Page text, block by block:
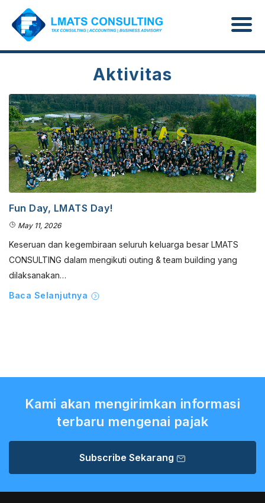
Aktivitas
Fun Day, LMATS Day!
May 11, 2026
Keseruan dan kegembiraan seluruh keluarga besar LMATS
CONSULTING dalam mengikuti outing & team building yang
dilaksanakan…
Baca Selanjutnya
Kami akan mengirimkan informasi
terbaru mengenai pajak
Subscribe Sekarang